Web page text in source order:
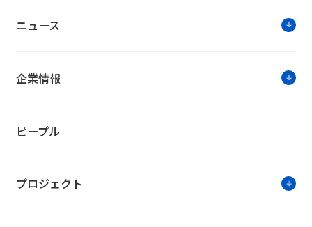
ニュース
企業情報
ピープル
プロジェクト